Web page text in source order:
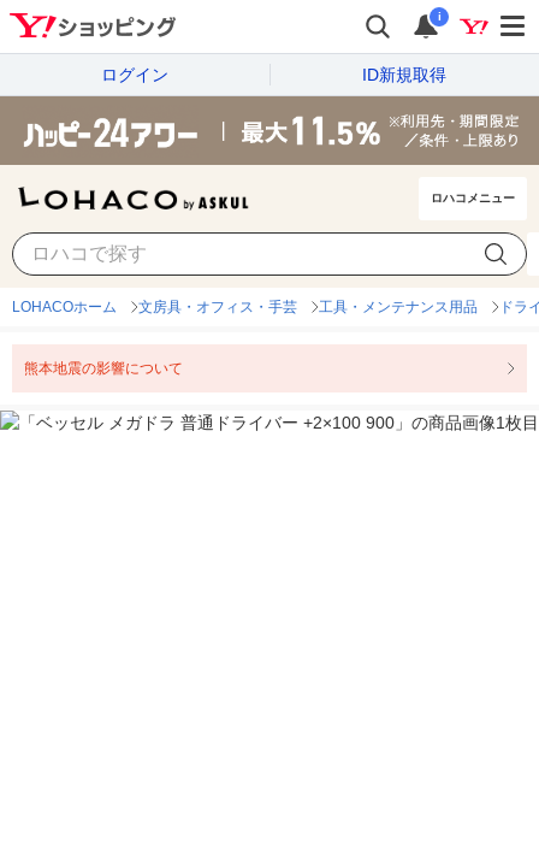
i
ログイン ID新規取得
ロハコメニュー
LOHACOホーム 文房具・オフィス・手芸 工具・メンテナンス用品 ドラ
熊本地震の影響について